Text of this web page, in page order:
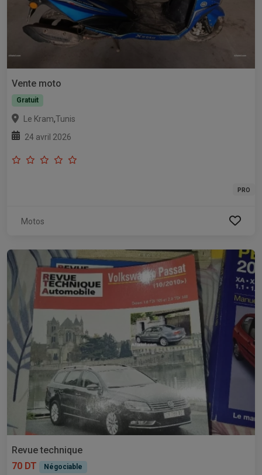
Vente moto
Gratuit
Le Kram,Tunis
24 avril 2026
PRO
Motos
Revue technique
70 DT
Négociable